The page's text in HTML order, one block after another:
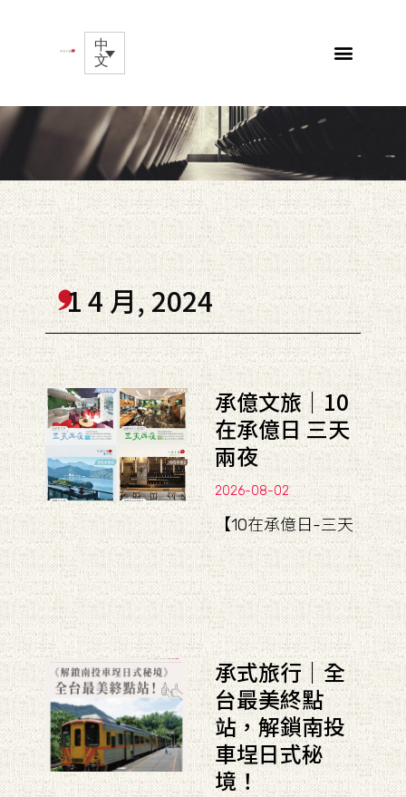
中
文
1 4 月, 2024
承億文旅｜10
在承億日 三天
兩夜
2026-08-02
【10在承億日-三天
承式旅行｜全
台最美終點
站，解鎖南投
車埕日式秘
境！